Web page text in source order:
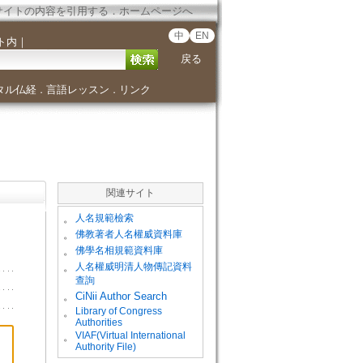
イトの内容を引用する．ホームページへ
内 ｜ 中 EN
戻る
ル仏経． 言語レッスン ． リンク
関連サイト
。 人名規範檢索
。 佛教著者人名權威資料庫
。 佛學名相規範資料庫
。
人名權威明清人物傳記資料
查詢
。
CiNii Author Search
。
Library of Congress
Authorities
。
VIAF(Virtual International
Authority File)